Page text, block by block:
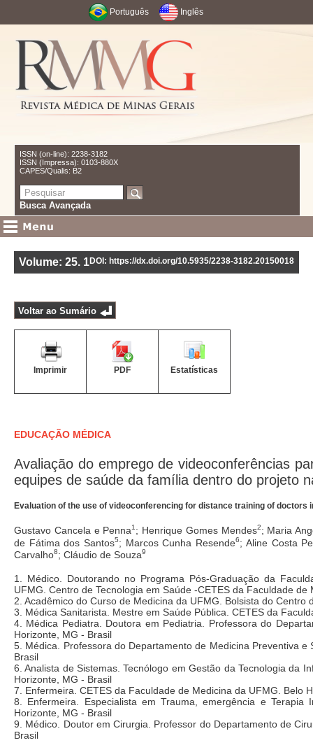
Português Inglês
ISSN (on-line): 2238-3182
ISSN (Impressa): 0103-880X
CAPES/Qualis: B2
Busca Avançada
Volume: 25. 1DOI: https://dx.doi.org/10.5935/2238-3182.20150018
Voltar ao Sumário
Imprimir PDF Estatísticas
EDUCAÇÃO MÉDICA
Avaliação do emprego de videoconferências
equipes de saúde da família dentro do projeto
Evaluation of the use of videoconferencing for distance training of
Gustavo Cancela e Penna1 ; Henrique Gomes Mendes2; Maria
de Fátima dos Santos5; Marcos Cunha Resende6; Aline Costa
Carvalho8; Cláudio de Souza9
1. Médico. Doutorando no Programa Pós-Graduação da
UFMG. Centro de Tecnologia em Saúde -CETES da Faculdade
2. Acadêmico do Curso de Medicina da UFMG. Bolsista do
3. Médica Sanitarista. Mestre em Saúde Pública. CETES da
4. Médica Pediatra. Doutora em Pediatria. Professora do
Horizonte, MG - Brasil
5. Médica. Professora do Departamento de Medicina Preventiva
Brasil
6. Analista de Sistemas. Tecnólogo em Gestão da Tecnologia da
Horizonte, MG - Brasil
7. Enfermeira. CETES da Faculdade de Medicina da UFMG. Belo
8. Enfermeira. Especialista em Trauma, emergência e
Horizonte, MG - Brasil
9. Médico. Doutor em Cirurgia. Professor do Departamento de
Brasil